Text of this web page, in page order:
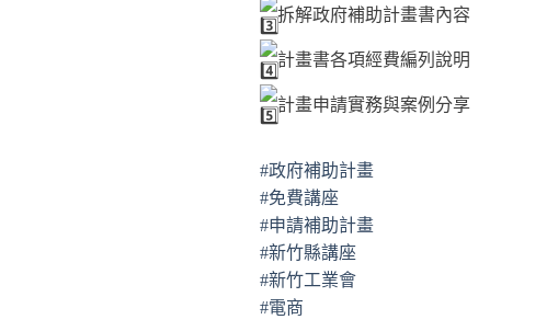
拆解政府補助計畫書內容
計畫書各項經費編列說明
計畫申請實務與案例分享
#政府補助計畫
#免費講座
#申請補助計畫
#新竹縣講座
#新竹工業會
#電商